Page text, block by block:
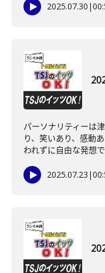
2025.07.30 |
パーソナリティーは
り、笑いあり、感動
われずに自由な発想
2025.07.23 |